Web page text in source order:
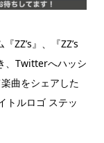
ZZ’s』、『ZZ’s
、Twitterへハッシ
曲をシェアした
トルロゴ ステッ